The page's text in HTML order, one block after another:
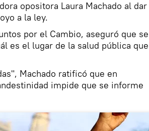
opositora Laura Machado al dar
a la ley.
por el Cambio, aseguró que se
es el lugar de la salud pública que
Machado ratificó que en
impide que se informe